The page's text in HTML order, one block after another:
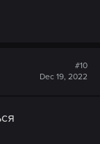
#10
Dec 19, 2022